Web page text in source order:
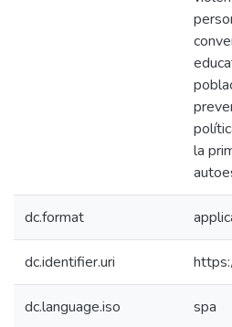
la
dc.format
dc.identifier.uri
dc.language.iso spa